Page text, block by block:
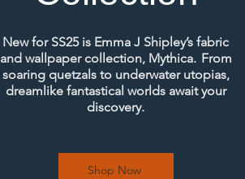
New for SS25 is Emma J Shipley’s fabric
and wallpaper collection, Mythica. From
soaring quetzals to underwater utopias,
dreamlike fantastical worlds await your
discovery.
Shop Now